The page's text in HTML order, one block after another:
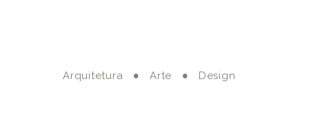
Arquitetura Arte Design